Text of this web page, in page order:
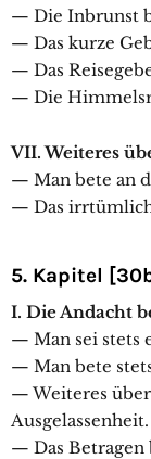
— Die Inbrunst
— Das kurze
— Das
— Die
VII. Weiteres
— Man bete an
— Das
5. Kapitel
I. Die Andacht
— Man sei stets
— Man bete
— Weiteres
Ausgelassenheit.
— Das Betragen